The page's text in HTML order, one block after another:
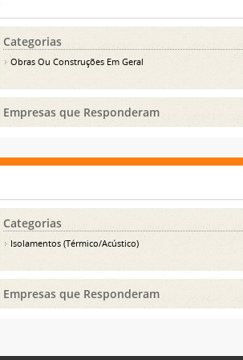
Categorias
Obras Ou Construções Em Geral
Empresas que Responderam
Categorias
Isolamentos (Térmico/Acústico)
Empresas que Responderam